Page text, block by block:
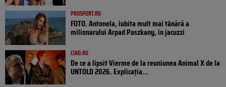
PROSPORT.RO
FOTO. Antonela, iubita mult mai tânără a
milionarului Arpad Paszkany, în jacuzzi
CIAO.RO
De ce a lipsit Vierme de la reuniunea Animal X de la
UNTOLD 2026. Explicația...